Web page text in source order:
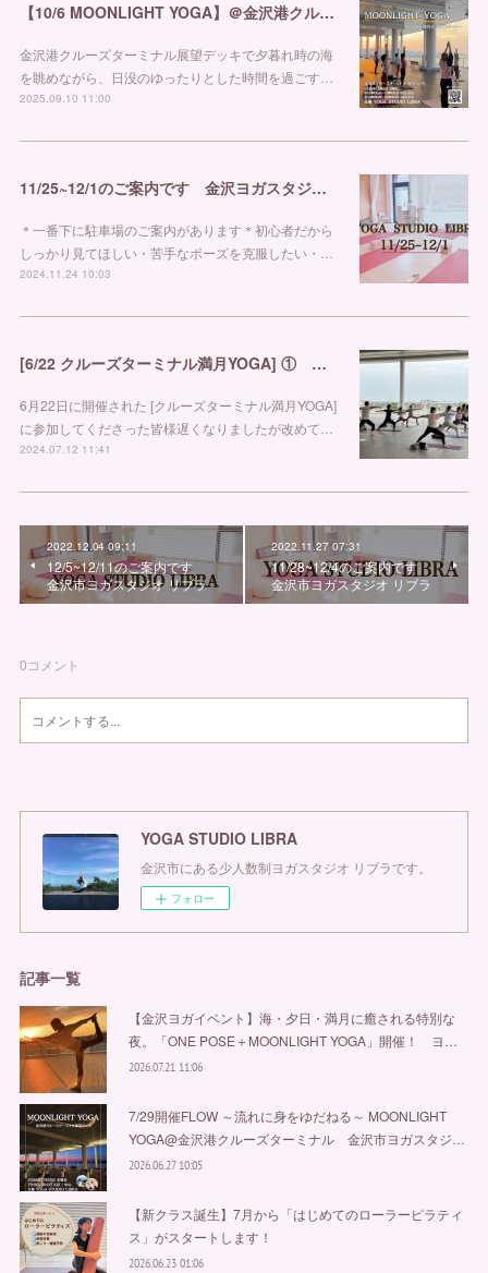
【10/6 MOONLIGHT YOGA】＠金沢港クルーズターミナル
金沢港クルーズターミナル展望デッキで夕暮れ時の海
を眺めながら、日没のゆったりとした時間を過ごす…
2025.09.10 11:00
11/25~12/1のご案内です 金沢ヨガスタジオ リブラ
＊一番下に駐車場のご案内があります＊初心者だから
しっかり見てほしい・苦手なポーズを克服したい・…
2024.11.24 10:03
[6/22 クルーズターミナル満月YOGA] ① 金沢市ヨガスタジオ リブラ
6月22日に開催された [クルーズターミナル満月YOGA]
に参加してくださった皆様遅くなりましたが改めて…
2024.07.12 11:41
2022.12.04 09:11
12/5~12/11のご案内です
金沢市ヨガスタジオ リブラ
2022.11.27 07:31
11/28~12/4のご案内です
金沢市ヨガスタジオ リブラ
0コメント
YOGA STUDIO LIBRA
金沢市にある少人数制ヨガスタジオ リブラです。
フォロー
記事一覧
【金沢ヨガイベント】海・夕日・満月に癒される特別な
夜。「ONE POSE＋MOONLIGHT YOGA」開催！ ヨ…
2026.07.21 11:06
7/29開催FLOW ～流れに身をゆだねる～ MOONLIGHT
YOGA@金沢港クルーズターミナル 金沢市ヨガスタジ…
2026.06.27 10:05
【新クラス誕生】7月から「はじめてのローラーピラティ
ス」がスタートします！
2026.06.23 01:06